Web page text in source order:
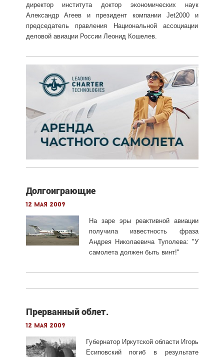
директор института доктор экономических наук
Александр Агеев и президент компании Jet2000 и
председатель правления Национальной ассоциации
деловой авиации России Леонид Кошелев.
Долгоиграющие
12 мая 2009
На заре эры реактивной авиации
получила известность фраза
Андрея Николаевича Туполева: "У
самолета должен быть винт!"
Прерванный облет.
12 мая 2009
Губернатор Иркутской области Игорь
Есиповский погиб в результате